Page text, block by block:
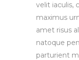
velit iaculis,
maximus
amet risus
natoque
parturient